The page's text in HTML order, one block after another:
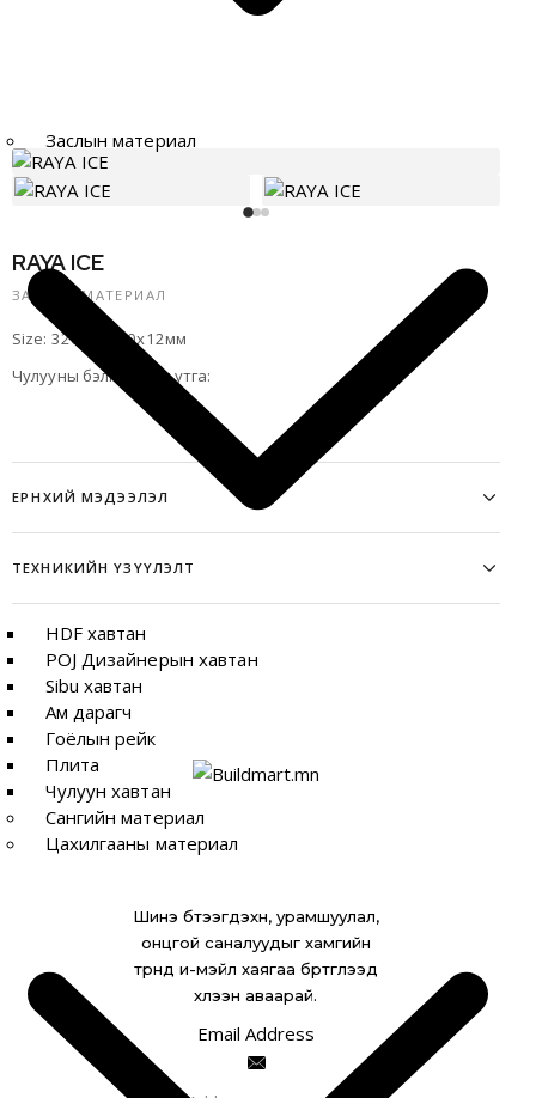
Заслын материал
HDF хавтан
POJ Дизайнерын хавтан
Sibu хавтан
Ам дарагч
Гоёлын рейк
Плита
Чулуун хавтан
Сангийн материал
Цахилгааны материал
RAYA ICE
ЗАСЛЫН МАТЕРИАЛ
Size: 3200x1600x12мм
Чулууны бэлгэдлийн утга:
ЕРӨНХИЙ МЭДЭЭЛЭЛ
Давуу тал:
Ус шингээдэггүй→ Кофе, тос, дарс асгарсан ч толбо
тогтохгүй
Маш бат бөх
→ Элэгдэл, зураас, халуунд тэсвэртэй
Арчилгаа бага шаарддаг
Байгалийн төрх→Травертин, Калакатта, Оникс, Каррара
гантиг гэхмэт тансаг зэрэглэлийн загвартай.
Хэрэглээ:
ТЕХНИКИЙН ҮЗҮҮЛЭЛТ
Шинэ бүтээгдэхүүн, урамшуулал,
онцгой саналуудыг хамгийн
түрүүнд и-мэйл хаягаа бүртгүүлээд
хүлээн аваарай.
Email Address